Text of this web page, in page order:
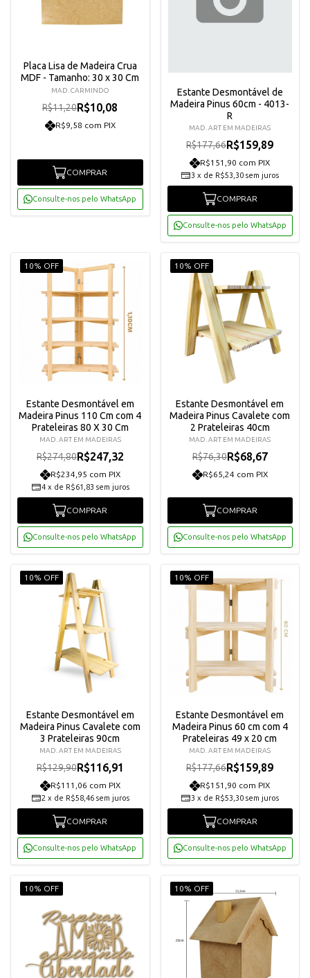
Placa Lisa de Madeira Crua
MDF - Tamanho: 30 x 30 Cm
MAD. CARMINDO
R$11,20R$10,08
R$9,58 com PIX
COMPRAR
Consulte-nos pelo WhatsApp
Estante Desmontável de
Madeira Pinus 60cm - 4013-
R
MAD. ART EM MADEIRAS
R$177,66R$159,89
R$151,90 com PIX
3 x de R$53,30 sem juros
COMPRAR
Consulte-nos pelo WhatsApp
10% OFF
Estante Desmontável em
Madeira Pinus 110 Cm com 4
Prateleiras 80 X 30 Cm
MAD. ART EM MADEIRAS
R$274,80R$247,32
R$234,95 com PIX
4 x de R$61,83 sem juros
COMPRAR
Consulte-nos pelo WhatsApp
10% OFF
Estante Desmontável em
Madeira Pinus Cavalete com
2 Prateleiras 40cm
MAD. ART EM MADEIRAS
R$76,30R$68,67
R$65,24 com PIX
COMPRAR
Consulte-nos pelo WhatsApp
10% OFF
Estante Desmontável em
Madeira Pinus Cavalete com
3 Prateleiras 90cm
MAD. ART EM MADEIRAS
R$129,90R$116,91
R$111,06 com PIX
2 x de R$58,46 sem juros
COMPRAR
Consulte-nos pelo WhatsApp
10% OFF
Estante Desmontável em
Madeira Pinus 60 cm com 4
Prateleiras 49 x 20 cm
MAD. ART EM MADEIRAS
R$177,66R$159,89
R$151,90 com PIX
3 x de R$53,30 sem juros
COMPRAR
Consulte-nos pelo WhatsApp
10% OFF 10% OFF